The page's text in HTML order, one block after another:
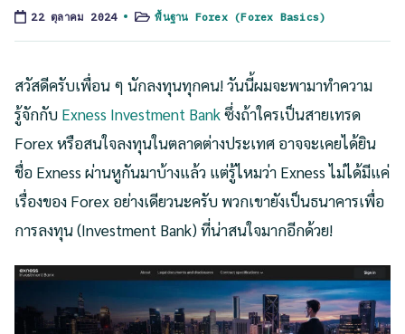
22 ตุลาคม 2024
Postedพื้นฐาน Forex (Forex Basics)
สวัสดีครับเพื่อน ๆ นักลงทุนทุกคน! วันนี้ผมจะพามาทำความ
รู้จักกับ Exness Investment Bankซึ่งถ้าใครเป็นสายเทรด
Forex หรือสนใจลงทุนในตลาดต่างประเทศ อาจจะเคยได้ยิน
ชื่อ Exness ผ่านหูกันมาบ้างแล้ว แต่รู้ไหมว่า Exness ไม่ได้มีแค่
เรื่องของ Forex อย่างเดียวนะครับ พวกเขายังเป็นธนาคารเพื่อ
การลงทุน (Investment Bank) ที่น่าสนใจมากอีกด้วย!